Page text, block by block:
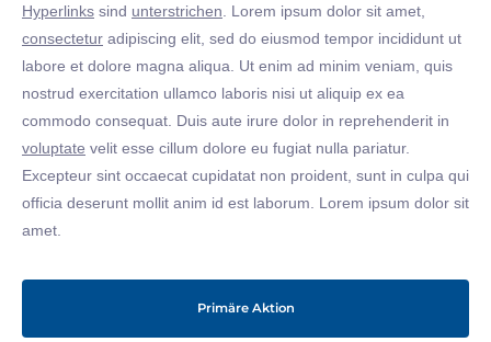
Hyperlinks sind unterstrichen . Lorem ipsum dolor sit amet,
consectetur adipiscing elit, sed do eiusmod tempor incididunt ut
labore et dolore magna aliqua. Ut enim ad minim veniam, quis
nostrud exercitation ullamco laboris nisi ut aliquip ex ea
commodo consequat. Duis aute irure dolor in reprehenderit in
voluptate velit esse cillum dolore eu fugiat nulla pariatur.
Excepteur sint occaecat cupidatat non proident, sunt in culpa qui
officia deserunt mollit anim id est laborum. Lorem ipsum dolor sit
amet.
Primäre Aktion